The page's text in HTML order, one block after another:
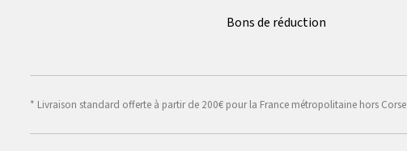
Bons de réduction
* Livraison standard offerte à partir de 200€ pour la France métropolitaine hors Corse